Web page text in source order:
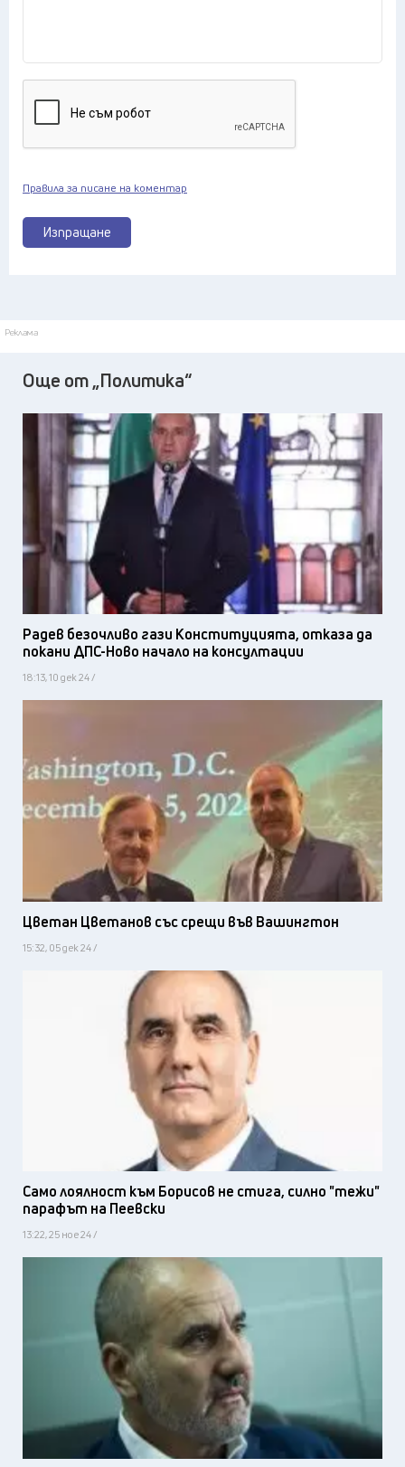
Изпращане
Правила за писане на коментар
Реклама
Още от „Политика“
Радев безочливо гази Конституцията, отказа да
покани ДПС-Ново начало на консултации
18:13, 10 дек 24 /
Цветан Цветанов със срещи във Вашингтон
15:32, 05 дек 24 /
Само лоялност към Борисов не стига, силно "тежи"
парафът на Пеевски
13:22, 25 ное 24 /